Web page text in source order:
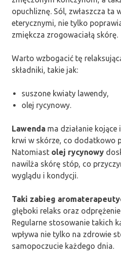
opuchliznę. Sól, zwłaszcza ta
eterycznymi, nie tylko
zmiękcza zrogowaciałą skórę.
Warto wzbogacić tę
składniki, takie jak:
suszone kwiaty lawendy,
olej rycynowy.
Lawenda ma działanie
krwi w skórze, co dodatkowo
Natomiast olej rycynowy
nawilża skórę stóp, co
wyglądu i kondycji.
Taki zabieg
głęboki relaks oraz
Regularne stosowanie takich
wpływa nie tylko na zdrowie
samopoczucie każdego dnia.